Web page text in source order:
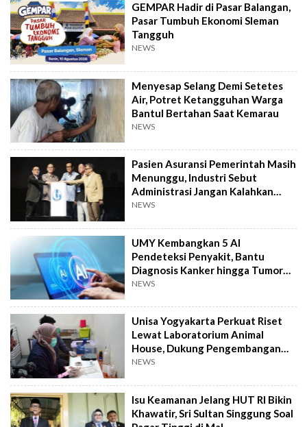
GEMPAR Hadir di Pasar Balangan,
Pasar Tumbuh Ekonomi Sleman
Tangguh
NEWS
Menyesap Selang Demi Setetes
Air, Potret Ketangguhan Warga
Bantul Bertahan Saat Kemarau
NEWS
Pasien Asuransi Pemerintah Masih
Menunggu, Industri Sebut
Administrasi Jangan Kalahkan
Kemanusiaan
NEWS
UMY Kembangkan 5 AI
Pendeteksi Penyakit, Bantu
Diagnosis Kanker hingga Tumor
Otak Lebih Cepat
NEWS
Unisa Yogyakarta Perkuat Riset
Lewat Laboratorium Animal
House, Dukung Pengembangan
Kandidat Obat
NEWS
Isu Keamanan Jelang HUT RI Bikin
Khawatir, Sri Sultan Singgung Soal